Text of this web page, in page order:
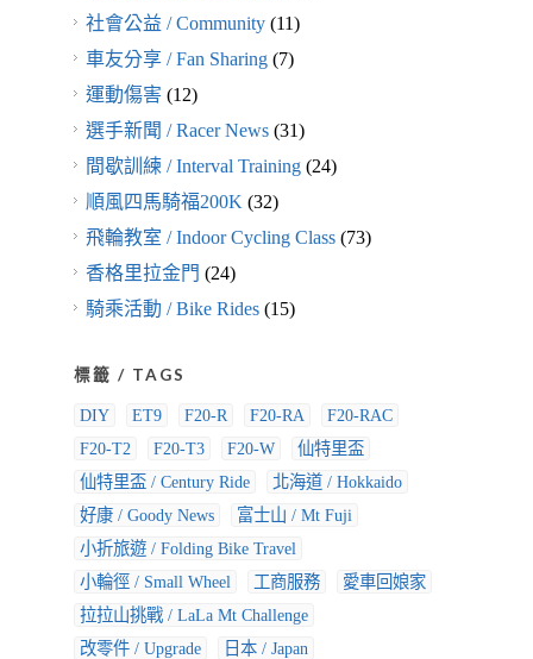
社會公益 / Community(11)
車友分享 / Fan Sharing(7)
運動傷害(12)
選手新聞 / Racer News(31)
間歇訓練 / Interval Training(24)
順風四馬騎福200K(32)
飛輪教室 / Indoor Cycling Class(73)
香格里拉金門 (24)
騎乘活動 / Bike Rides(15)
標籤 / TAGS
DIY ET9 F20-R F20-RA
F20-RAC
F20-T2
F20-T3 F20-W
仙特里盃
仙特里盃 / Century Ride
北海道 / Hokkaido
好康 / Goody News
富士山 / Mt Fuji
小折旅遊 / Folding Bike Travel
小輪徑 / Small Wheel
工商服務
愛車回娘家
拉拉山挑戰 / LaLa Mt Challenge
改零件 / Upgrade
日本 / Japan